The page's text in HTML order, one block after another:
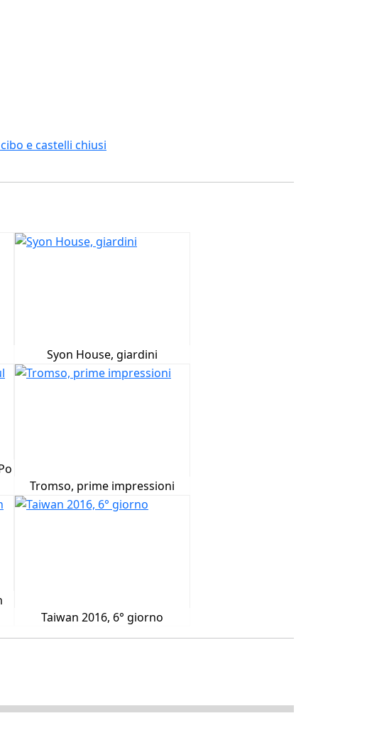
e castelli chiusi
Syon House, giardini
Tromso, prime impressioni
Taiwan 2016, 6° giorno